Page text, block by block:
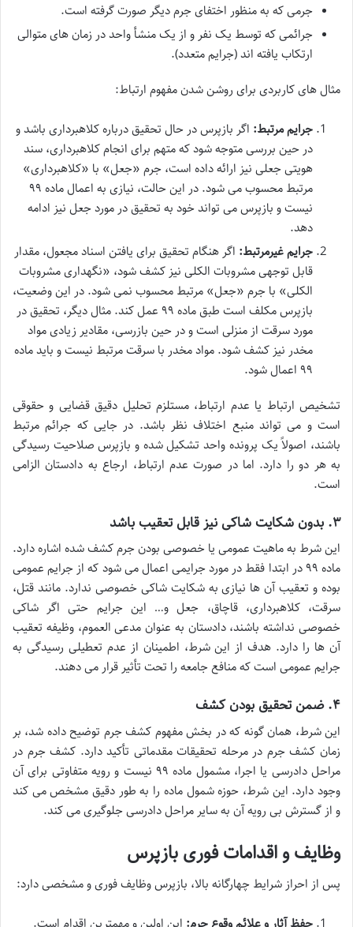
جرمی که به منظور اختفای جرم دیگر صورت گرفته است.
جرائمی که توسط یک نفر و از یک منشأ واحد در زمان های متوالی
ارتکاب یافته اند (جرایم متعدد).
مثال های کاربردی برای روشن شدن مفهوم ارتباط:
جرایم مرتبط: اگر بازپرس در حال تحقیق درباره کلاهبرداری باشد و
در حین بررسی متوجه شود که متهم برای انجام کلاهبرداری، سند
هویتی جعلی نیز ارائه داده است، جرم «جعل» با «کلاهبرداری»
مرتبط محسوب می شود. در این حالت، نیازی به اعمال ماده ۹۹
نیست و بازپرس می تواند خود به تحقیق در مورد جعل نیز ادامه
دهد.
جرایم غیرمرتبط: اگر هنگام تحقیق برای یافتن اسناد مجعول، مقدار
قابل توجهی مشروبات الکلی نیز کشف شود، «نگهداری مشروبات
الکلی» با جرم «جعل» مرتبط محسوب نمی شود. در این وضعیت،
بازپرس مکلف است طبق ماده ۹۹ عمل کند. مثال دیگر، تحقیق در
مورد سرقت از منزلی است و در حین بازرسی، مقادیر زیادی مواد
مخدر نیز کشف شود. مواد مخدر با سرقت مرتبط نیست و باید ماده
۹۹ اعمال شود.
تشخیص ارتباط یا عدم ارتباط، مستلزم تحلیل دقیق قضایی و حقوقی
است و می تواند منبع اختلاف نظر باشد. در جایی که جرائم مرتبط
باشند، اصولاً یک پرونده واحد تشکیل شده و بازپرس صلاحیت رسیدگی
به هر دو را دارد. اما در صورت عدم ارتباط، ارجاع به دادستان الزامی
است.
۳. بدون شکایت شاکی نیز قابل تعقیب باشد
این شرط به ماهیت عمومی یا خصوصی بودن جرم کشف شده اشاره دارد.
ماده ۹۹ در ابتدا فقط در مورد جرایمی اعمال می شود که از جرایم عمومی
بوده و تعقیب آن ها نیازی به شکایت شاکی خصوصی ندارد. مانند قتل،
سرقت، کلاهبرداری، قاچاق، جعل و… این جرایم حتی اگر شاکی
خصوصی نداشته باشند، دادستان به عنوان مدعی العموم، وظیفه تعقیب
آن ها را دارد. هدف از این شرط، اطمینان از عدم تعطیلی رسیدگی به
جرایم عمومی است که منافع جامعه را تحت تأثیر قرار می دهند.
۴. ضمن تحقیق بودن کشف
این شرط، همان گونه که در بخش مفهوم کشف جرم توضیح داده شد، بر
زمان کشف جرم در مرحله تحقیقات مقدماتی تأکید دارد. کشف جرم در
مراحل دادرسی یا اجرا، مشمول ماده ۹۹ نیست و رویه متفاوتی برای آن
وجود دارد. این شرط، حوزه شمول ماده را به طور دقیق مشخص می کند
و از گسترش بی رویه آن به سایر مراحل دادرسی جلوگیری می کند.
وظایف و اقدامات فوری بازپرس
پس از احراز شرایط چهارگانه بالا، بازپرس وظایف فوری و مشخصی دارد: